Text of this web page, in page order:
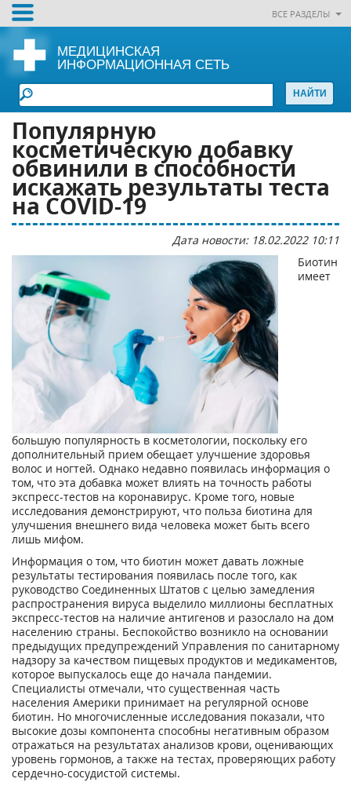
ВСЕ РАЗДЕЛЫ
МЕДИЦИНСКАЯ
ИНФОРМАЦИОННАЯ СЕТЬ
Популярную
косметическую добавку
обвинили в способности
искажать результаты теста
на COVID-19
Дата новости: 18.02.2022 10:11
Биотин
имеет
большую популярность в косметологии, поскольку его
дополнительный прием обещает улучшение здоровья
волос и ногтей. Однако недавно появилась информация о
том, что эта добавка может влиять на точность работы
экспресс-тестов на коронавирус. Кроме того, новые
исследования демонстрируют, что польза биотина для
улучшения внешнего вида человека может быть всего
лишь мифом.
Информация о том, что биотин может давать ложные
результаты тестирования появилась после того, как
руководство Соединенных Штатов с целью замедления
распространения вируса выделило миллионы бесплатных
экспресс-тестов на наличие антигенов и разослало на дом
населению страны. Беспокойство возникло на основании
предыдущих предупреждений Управления по санитарному
надзору за качеством пищевых продуктов и медикаментов,
которое выпускалось еще до начала пандемии.
Специалисты отмечали, что существенная часть
населения Америки принимает на регулярной основе
биотин. Но многочисленные исследования показали, что
высокие дозы компонента способны негативным образом
отражаться на результатах анализов крови, оценивающих
уровень гормонов, а также на тестах, проверяющих работу
сердечно-сосудистой системы.